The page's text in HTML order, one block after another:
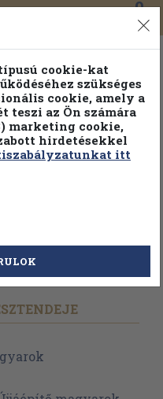
0
Válasszon példányt
cookie-kat
szükséges
cookie, amely a
teszi az Ön számára
marketing cookie,
hirdetésekkel
itt